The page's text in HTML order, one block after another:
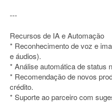
---
Recursos de IA e Automação
* Reconhecimento de voz e
e áudios).
* Análise automática de status
* Recomendação de novos
crédito.
* Suporte ao parceiro com